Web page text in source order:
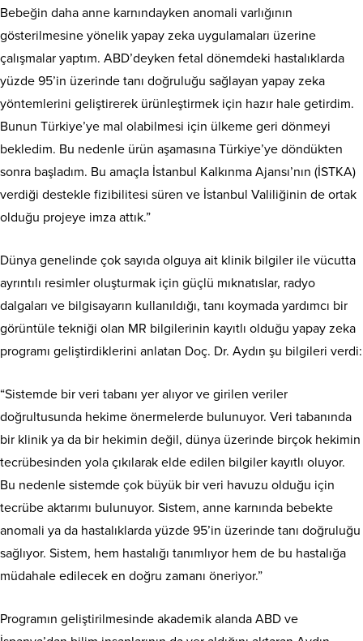
Bebeğin daha anne karnındayken anomali varlığının
gösterilmesine yönelik yapay zeka uygulamaları üzerine
çalışmalar yaptım. ABD’deyken fetal dönemdeki hastalıklarda
yüzde 95’in üzerinde tanı doğruluğu sağlayan yapay zeka
yöntemlerini geliştirerek ürünleştirmek için hazır hale getirdim.
Bunun Türkiye’ye mal olabilmesi için ülkeme geri dönmeyi
bekledim. Bu nedenle ürün aşamasına Türkiye’ye döndükten
sonra başladım. Bu amaçla İstanbul Kalkınma Ajansı’nın (İSTKA)
verdiği destekle fizibilitesi süren ve İstanbul Valiliğinin de ortak
olduğu projeye imza attık.”
Dünya genelinde çok sayıda olguya ait klinik bilgiler ile vücutta
ayrıntılı resimler oluşturmak için güçlü mıknatıslar, radyo
dalgaları ve bilgisayarın kullanıldığı, tanı koymada yardımcı bir
görüntüle tekniği olan MR bilgilerinin kayıtlı olduğu yapay zeka
programı geliştirdiklerini anlatan Doç. Dr. Aydın şu bilgileri verdi:
“Sistemde bir veri tabanı yer alıyor ve girilen veriler
doğrultusunda hekime önermelerde bulunuyor. Veri tabanında
bir klinik ya da bir hekimin değil, dünya üzerinde birçok hekimin
tecrübesinden yola çıkılarak elde edilen bilgiler kayıtlı oluyor.
Bu nedenle sistemde çok büyük bir veri havuzu olduğu için
tecrübe aktarımı bulunuyor. Sistem, anne karnında bebekte
anomali ya da hastalıklarda yüzde 95’in üzerinde tanı doğruluğu
sağlıyor. Sistem, hem hastalığı tanımlıyor hem de bu hastalığa
müdahale edilecek en doğru zamanı öneriyor.”
Programın geliştirilmesinde akademik alanda ABD ve